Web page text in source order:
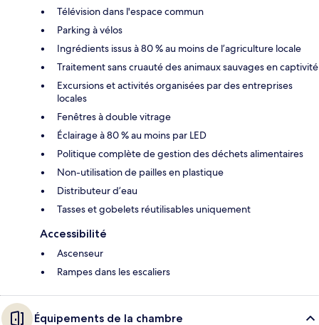
Télévision dans l'espace commun
Parking à vélos
Ingrédients issus à 80 % au moins de l’agriculture locale
Traitement sans cruauté des animaux sauvages en captivité
Excursions et activités organisées par des entreprises
locales
Fenêtres à double vitrage
Éclairage à 80 % au moins par LED
Politique complète de gestion des déchets alimentaires
Non-utilisation de pailles en plastique
Distributeur d’eau
Tasses et gobelets réutilisables uniquement
Accessibilité
Ascenseur
Rampes dans les escaliers
Équipements de la chambre